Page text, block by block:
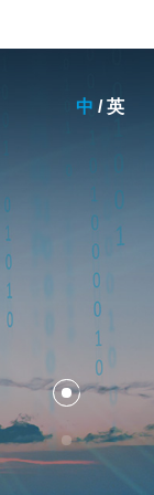
中 /英